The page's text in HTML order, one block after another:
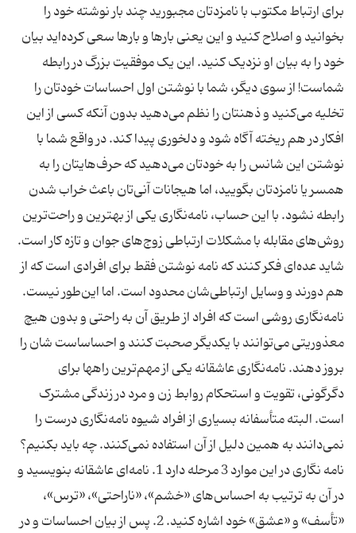
برای ارتباط مکتوب با نامزدتان مجبورید چند بار نوشته خود را
بخوانید و اصلاح کنید و این یعنی بارها و بارها سعی کرده‌اید بیان
خود را به بیان او نزدیک کنید. این یک موفقیت بزرگ در رابطه
شماست! از سوی دیگر، شما با نوشتن اول احساسات خودتان را
تخلیه می‌کنید و ذهنتان را نظم می‌دهید بدون آنکه کسی از این
افکار در هم ریخته آگاه شود و دلخوری پیدا کند. در واقع شما با
نوشتن این شانس را به خودتان می‌دهید که حرف‌هایتان را به
همسر یا نامزدتان بگویید، اما هیجانات آنی‌تان باعث خراب شدن
رابطه نشود. با این حساب، نامه‌نگاری یکی از بهترین و راحت‌ترین
روش‌های مقابله با مشکلات ارتباطی زوج‌های جوان و تازه کار است.
شاید عده‌ای فکر کنند که نامه نوشتن فقط برای افرادی است که از
هم دورند و وسایل ارتباطی‌شان محدود است. اما این‌طور نیست.
نامه‌نگاری روشی است که افراد از طریق آن به راحتی و بدون هیچ
معذوریتی می‌توانند با یکدیگر صحبت کنند و احساساست شان را
بروز دهند. نامه‌نگاری عاشقانه یکی از مهم‌ترین راهها برای
دگرگونی، تقویت و استحکام روابط زن و مرد در زندگی مشترک
است. البته متأسفانه بسیاری از افراد شیوه نامه‌نگاری درست را
نمی‌دانند به همین دلیل از آن استفاده نمی‌کنند. چه باید بکنیم؟
نامه نگاری در این موارد 3 مرحله دارد 1. نامه‌ای عاشقانه بنویسید و
در آن به ترتیب به احساس‌های «خشم»، «ناراحتی»، «ترس»،
«تأسف» و «عشق» خود اشاره کنید. 2. پس از بیان احساسات و در